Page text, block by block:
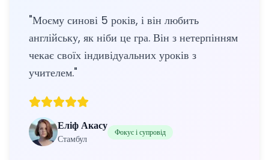
"Моєму синові 5 років, і він любить
англійську, як ніби це гра. Він з нетерпінням
чекає своїх індивідуальних уроків з
учителем."
Еліф Акасу
Стамбул
Фокус і супровід